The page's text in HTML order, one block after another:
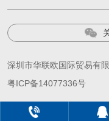
深圳市华联欧国际贸易有
粤ICP备14077336号